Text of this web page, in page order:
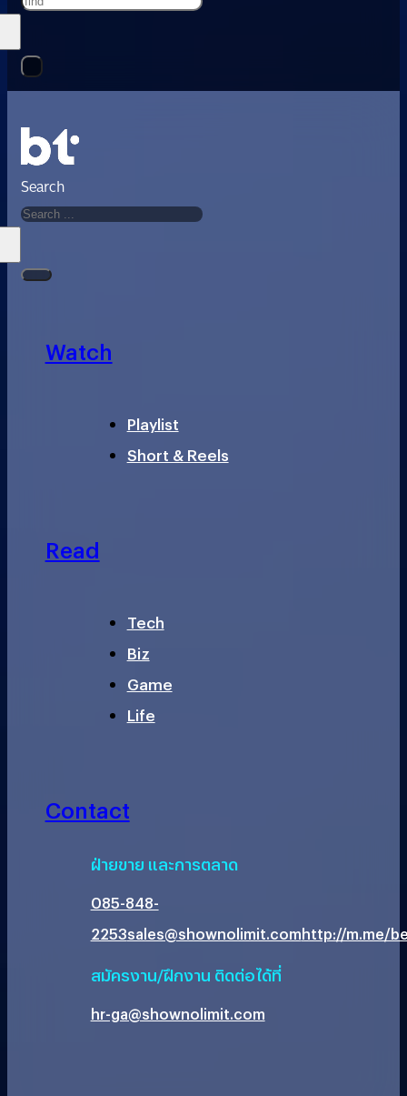
Search
Watch
Playlist
Short & Reels
Read
Tech
Biz
Game
Life
Contact
ฝ่ายขาย และการตลาด
085-848-
2253sales@shownolimit.comhttp://m.me/
สมัครงาน/ฝึกงาน ติดต่อได้ที่
hr-ga@shownolimit.com